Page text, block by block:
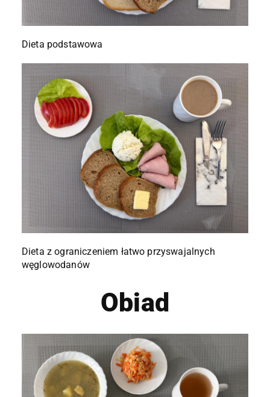
Dieta podstawowa
Dieta z ograniczeniem łatwo przyswajalnych
węglowodanów
Obiad